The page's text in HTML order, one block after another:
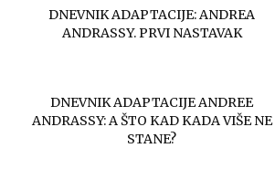
DNEVNIK ADAPTACIJE: ANDREA
ANDRASSY. PRVI NASTAVAK
DNEVNIK ADAPTACIJE ANDREE
ANDRASSY: A ŠTO KAD KADA VIŠE NE
STANE?